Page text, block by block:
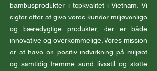
bambusprodukter i topkvalitet i Vietnam. Vi
sigter efter at give vores kunder miljøvenlige
og bæredygtige produkter, der er både
innovative og overkommelige. Vores mission
er at have en positiv indvirkning på miljøet
og samtidig fremme sund livsstil og støtte